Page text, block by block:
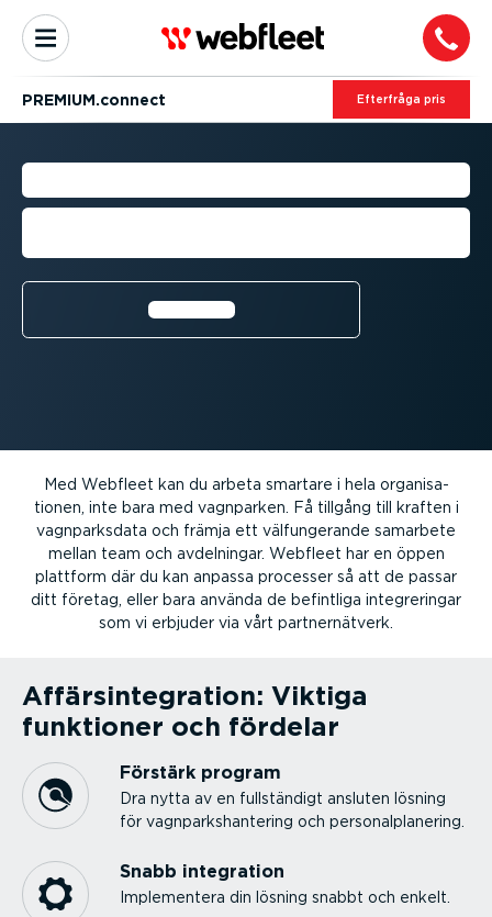
PREMIUM.connect Efterfråga pris
AFFÄRSIN­TE­GRE­RINGAR
Höj vagnparkens effek­ti­vitet med
Läs mer⁠
Med Webfleet kan du arbeta smartare i hela organi­sa­
tionen, inte bara med vagnparken. Få tillgång till kraften i
vagnparksdata och främja ett välfun­ge­rande samarbete
mellan team och avdelningar. Webfleet har en öppen
plattform där du kan anpassa processer så att de passar
ditt företag, eller bara använda de befintliga integre­ringar
som vi erbjuder via vårt partner­nätverk.
Affärsin­teg­ration: Viktiga
funktioner och fördelar
Förstärk program
Dra nytta av en fullständigt ansluten lösning
för vagnparks­han­tering och perso­nal­pla­nering.
Snabb integration
Imple­mentera din lösning snabbt och enkelt.